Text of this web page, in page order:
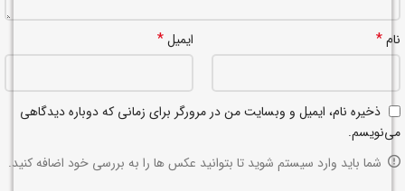
نام* ایمیل*
ذخیره نام، ایمیل و وبسایت من در مرورگر برای زمانی که دوباره دیدگاهی
می‌نویسم.
شما باید وارد سیستم شوید تا بتوانید عکس ها را به بررسی خود اضافه کنید.